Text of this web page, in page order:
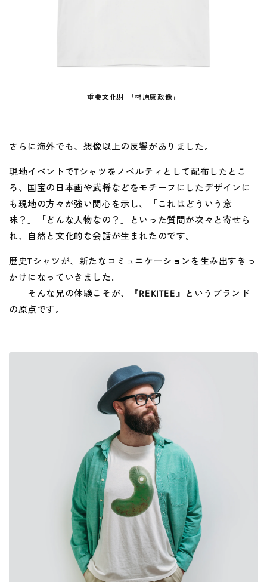
重要文化財 「榊原康政像」
さらに海外でも、想像以上の反響がありました。
現地イベントでTシャツをノベルティとして配布したとこ
ろ、国宝の日本画や武将などをモチーフにしたデザインに
も現地の方々が強い関心を示し、「これはどういう意
味？」「どんな人物なの？」といった質問が次々と寄せら
れ、自然と文化的な会話が生まれたのです。
歴史Tシャツが、新たなコミュニケーションを生み出すきっ
かけになっていきました。
――そんな兄の体験こそが、『REKITEE』というブランド
の原点です。